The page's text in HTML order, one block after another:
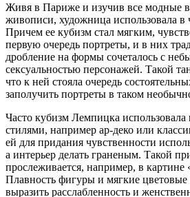
Живя в Париже и изучив все модные в
живописи, художница использовала в
Причем ее кубизм стал мягким,
первую очередь портреты, и в них
дробление на формы сочеталось с
сексуальностью персонажей. Такой
что к ней стояла очередь
заполучить портреты в таком
Часто кубизм Лемпицка использовала
стилями, например ар-деко или
ей для придания чувственности
а интерьер делать граненым. Такой
прослеживается, например, в картине
Плавность фигуры и мягкие
выразить расслабленность и